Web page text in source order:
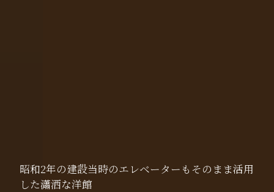
昭和2年の建設当時のエレベーターもそのまま活用
した瀟洒な洋館